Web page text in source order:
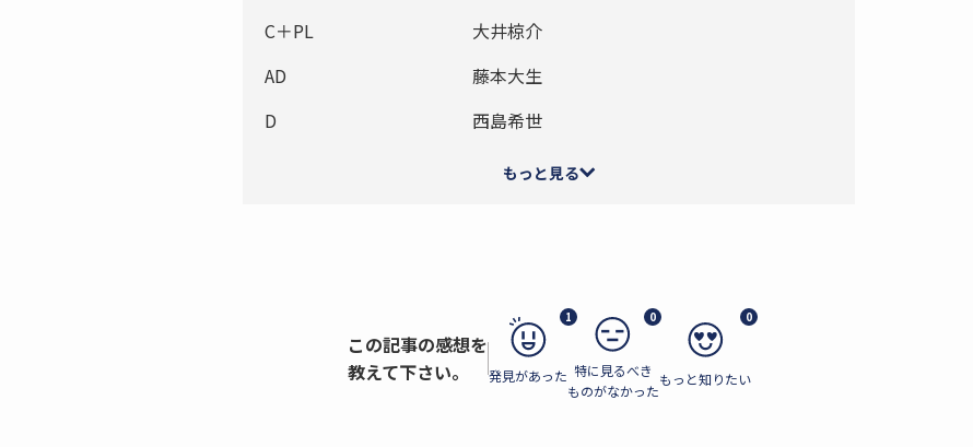
C＋PL
大井椋介
AD
藤本大生
D
西島希世
もっと見る
この記事の感想を
教えて下さい。
1
発見があった
0
特に見るべき
ものがなかった
0
もっと知りたい